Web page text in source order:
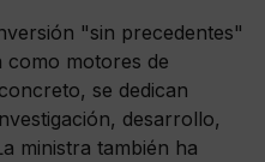
"sin precedentes"
como motores de
se dedican
desarrollo,
ministra también ha